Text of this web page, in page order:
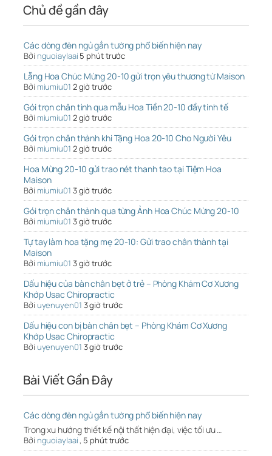
Chủ đề gần đây
Các dòng đèn ngủ gắn tường phổ biến hiện nay
Bởi nguoiaylaai 5 phút trước
Lẵng Hoa Chúc Mừng 20-10 gửi trọn yêu thương từ Maison
Bởi miumiu01 2 giờ trước
Gói trọn chân tình qua mẫu Hoa Tiền 20-10 đầy tinh tế
Bởi miumiu01 2 giờ trước
Gói trọn chân thành khi Tặng Hoa 20-10 Cho Người Yêu
Bởi miumiu01 2 giờ trước
Hoa Mừng 20-10 gửi trao nét thanh tao tại Tiệm Hoa
Maison
Bởi miumiu01 3 giờ trước
Gói trọn chân thành qua từng Ảnh Hoa Chúc Mừng 20-10
Bởi miumiu01 3 giờ trước
Tự tay làm hoa tặng mẹ 20-10: Gửi trao chân thành tại
Maison
Bởi miumiu01 3 giờ trước
Dấu hiệu của bàn chân bẹt ở trẻ – Phòng Khám Cơ Xương
Khớp Usac Chiropractic
Bởi uyenuyen01 3 giờ trước
Dấu hiệu con bị bàn chân bẹt – Phòng Khám Cơ Xương
Khớp Usac Chiropractic
Bởi uyenuyen01 3 giờ trước
Bài Viết Gần Đây
Các dòng đèn ngủ gắn tường phổ biến hiện nay
Trong xu hướng thiết kế nội thất hiện đại, việc tối ưu …
Bởi nguoiaylaai, 5 phút trước